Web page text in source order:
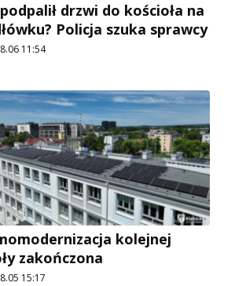
drzwi do kościoła na
Policja szuka sprawcy
11:54
kolejnej
zakończona
15:17